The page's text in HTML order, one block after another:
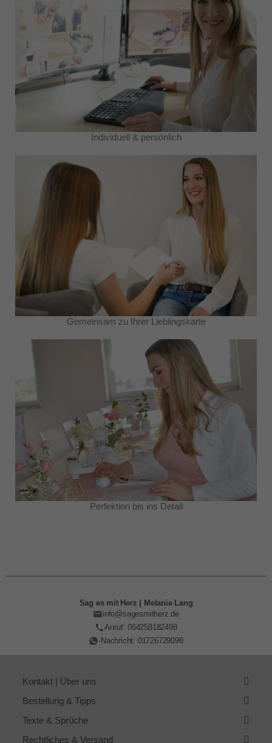
Individuell & persönlich
Gemeinsam zu Ihrer Lieblingskarte
Perfektion bis ins Detail
Sag es mit Herz | Melanie Lang
info@sagesmitherz.de
Anruf: 064258182498
-Nachricht: 01726729098
Kontakt | Über uns
Bestellung & Tipps
Texte & Sprüche
Rechtliches & Versand